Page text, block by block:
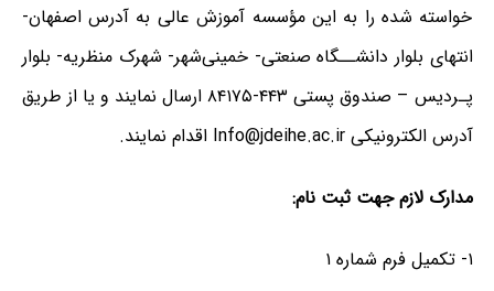
خواسته شده را به این مؤسسه آموزش عالی به آدرس اصفهان-
انتهای بلوار دانشــگاه صنعتی- خمینی‌شهر- شهرک منظریه- بلوار
پـردیس – صندوق پستی ۴۴۳-۸۴۱۷۵ ارسال نمایند و یا از طریق
آدرس الکترونیکی Info@jdeihe.ac.ir اقدام نمایند.
مدارک لازم جهت ثبت نام:
۱- تکمیل فرم شماره ۱